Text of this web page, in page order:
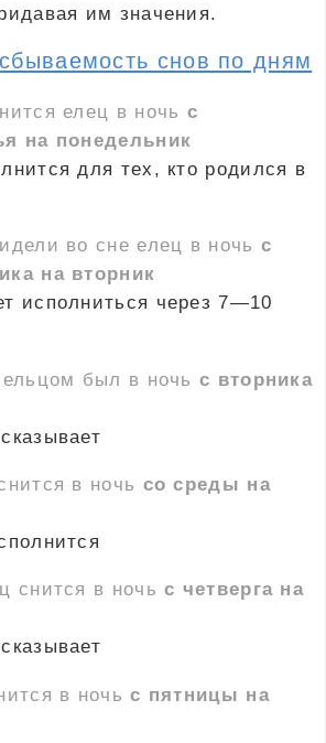
им значения.
снов по дням
елец в ночь с
на понедельник
для тех, кто родился в
во сне елец в ночь с
на вторник
исполниться через 7—10
был в ночьс вторника
в ночь со среды на
снится в ночьс четверга на
в ночьс пятницы на